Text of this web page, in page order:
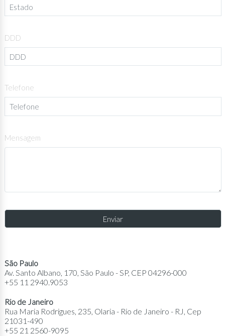
DDD
Telefone
Mensagem
São Paulo
Av. Santo Albano, 170, São Paulo - SP, CEP 04296-000
+55 11 2940.9053
Rio de Janeiro
Rua Maria Rodrigues, 235, Olaria - Rio de Janeiro - RJ, Cep
21031-490
+55 21 2560-9095